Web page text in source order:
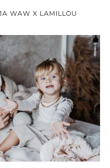
WAW X LAMILLOU